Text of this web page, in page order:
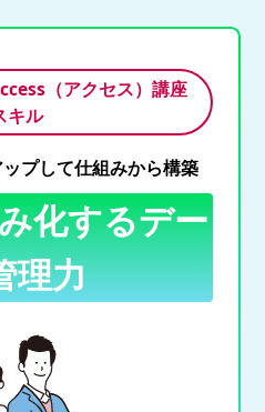
（アクセス）講座
キル
プして仕組みから構築
化するデー
理力